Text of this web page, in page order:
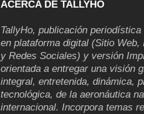
ACERCA DE TALLYHO
TallyHo, publicación
en plataforma digital (Sitio Web,
y Redes Sociales) y versión
orientada a entregar una visión
integral, entretenida, dinámica,
tecnológica, de la aeronáutica
internacional. Incorpora temas